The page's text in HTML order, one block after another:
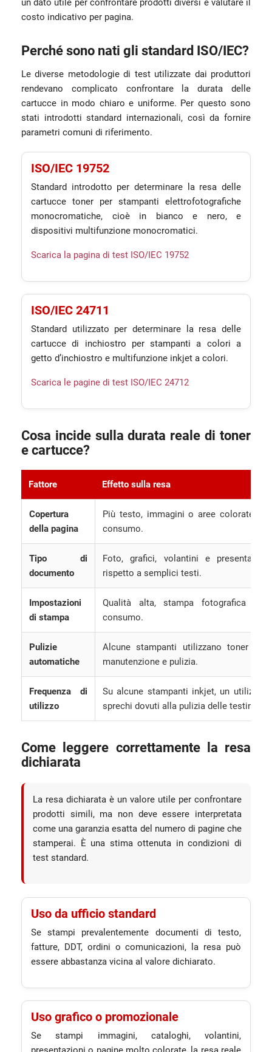
un dato utile per confrontare prodotti diversi e valutare il
costo indicativo per pagina.
Perché sono nati gli standard ISO/IEC?
Le diverse metodologie di test utilizzate dai produttori
rendevano complicato confrontare la durata delle
cartucce in modo chiaro e uniforme. Per questo sono
stati introdotti standard internazionali, così da fornire
parametri comuni di riferimento.
ISO/IEC 19752
Standard introdotto per determinare la resa delle
cartucce toner per stampanti elettrofotografiche
monocromatiche, cioè in bianco e nero, e
dispositivi multifunzione monocromatici.
Scarica la pagina di test ISO/IEC 19752
ISO/IEC 24711
Standard utilizzato per determinare la resa delle
cartucce di inchiostro per stampanti a colori a
getto d’inchiostro e multifunzione inkjet a colori.
Scarica le pagine di test ISO/IEC 24712
Cosa incide sulla durata reale di toner
e cartucce?
Fattore Effetto sulla resa
Copertura
della pagina
Più testo, immagini o aree colorate
consumo.
Tipo di
documento
Foto, grafici, volantini e
rispetto a semplici testi.
Impostazioni
di stampa
Qualità alta, stampa fotografica o
consumo.
Pulizie
automatiche
Alcune stampanti utilizzano toner o
manutenzione e pulizia.
Frequenza di
utilizzo
Su alcune stampanti inkjet, un utilizzo
sprechi dovuti alla pulizia delle testine.
Come leggere correttamente la resa
dichiarata
La resa dichiarata è un valore utile per confrontare
prodotti simili, ma non deve essere interpretata
come una garanzia esatta del numero di pagine che
stamperai. È una stima ottenuta in condizioni di
test standard.
Uso da ufficio standard
Se stampi prevalentemente documenti di testo,
fatture, DDT, ordini o comunicazioni, la resa può
essere abbastanza vicina al valore dichiarato.
Uso grafico o promozionale
Se stampi immagini, cataloghi, volantini,